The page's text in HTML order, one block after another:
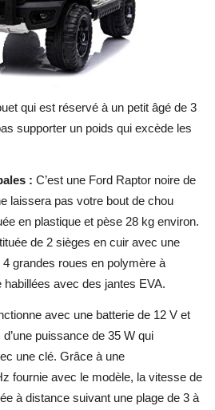
qui est réservé à un petit âgé de 3
supporter un poids qui excède les
: C’est une Ford Raptor noire de
laissera pas votre bout de chou
en plastique et pèse 28 kg environ.
de 2 sièges en cuir avec une
grandes roues en polymère à
avec des jantes EVA.
avec une batterie de 12 V et
puissance de 35 W qui
une clé. Grâce à une
fournie avec le modèle, la vitesse de
à distance suivant une plage de 3 à